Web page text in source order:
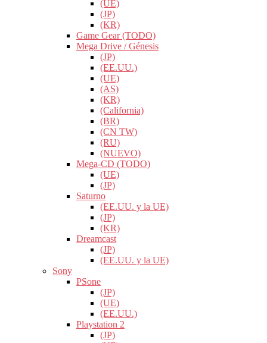
(UE)
(JP)
(KR)
Game Gear (TODO)
Mega Drive / Génesis
(JP)
(EE.UU.)
(UE)
(AS)
(KR)
(California)
(BR)
(CN TW)
(RU)
(NUEVO)
Mega-CD (TODO)
(UE)
(JP)
Saturno
(EE.UU. y la UE)
(JP)
(KR)
Dreamcast
(JP)
(EE.UU. y la UE)
Sony
PSone
(JP)
(UE)
(EE.UU.)
Playstation 2
(JP)